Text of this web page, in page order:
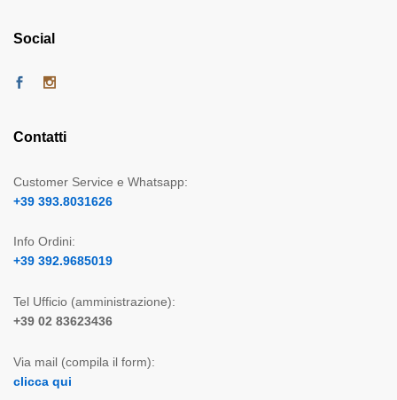
Social
Contatti
Customer Service e Whatsapp:
+39 393.8031626
Info Ordini:
+39 392.9685019
Tel Ufficio (amministrazione):
+39 02 83623436
Via mail (compila il form):
clicca qui